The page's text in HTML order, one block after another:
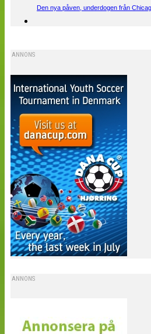
Den nya påven, underdogen från
ANNONS
ANNONS